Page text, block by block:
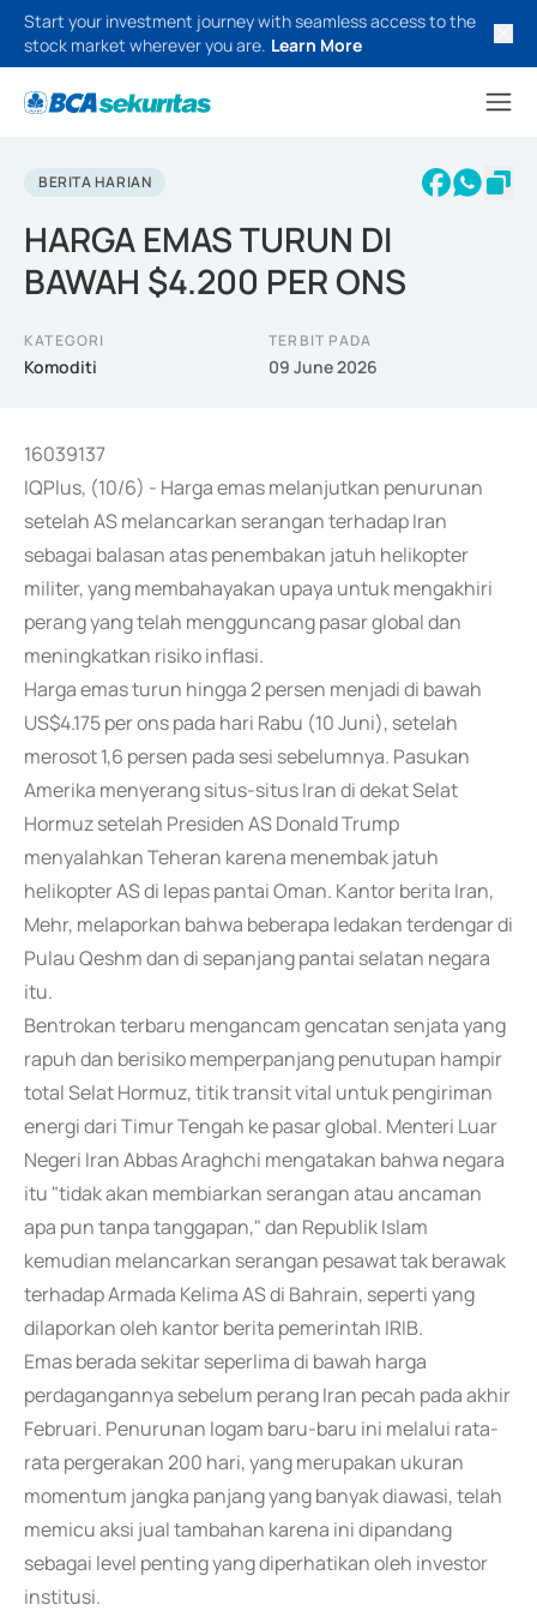
Start your investment journey with seamless access to the
stock market wherever you are. Learn More
BERITA HARIAN
HARGA EMAS TURUN DI
BAWAH $4.200 PER ONS
KATEGORI
Komoditi
TERBIT PADA
09 June 2026
16039137
IQPlus, (10/6) - Harga emas melanjutkan penurunan
setelah AS melancarkan serangan terhadap Iran
sebagai balasan atas penembakan jatuh helikopter
militer, yang membahayakan upaya untuk mengakhiri
perang yang telah mengguncang pasar global dan
meningkatkan risiko inflasi.
Harga emas turun hingga 2 persen menjadi di bawah
US$4.175 per ons pada hari Rabu (10 Juni), setelah
merosot 1,6 persen pada sesi sebelumnya. Pasukan
Amerika menyerang situs-situs Iran di dekat Selat
Hormuz setelah Presiden AS Donald Trump
menyalahkan Teheran karena menembak jatuh
helikopter AS di lepas pantai Oman. Kantor berita Iran,
Mehr, melaporkan bahwa beberapa ledakan terdengar di
Pulau Qeshm dan di sepanjang pantai selatan negara
itu.
Bentrokan terbaru mengancam gencatan senjata yang
rapuh dan berisiko memperpanjang penutupan hampir
total Selat Hormuz, titik transit vital untuk pengiriman
energi dari Timur Tengah ke pasar global. Menteri Luar
Negeri Iran Abbas Araghchi mengatakan bahwa negara
itu "tidak akan membiarkan serangan atau ancaman
apa pun tanpa tanggapan," dan Republik Islam
kemudian melancarkan serangan pesawat tak berawak
terhadap Armada Kelima AS di Bahrain, seperti yang
dilaporkan oleh kantor berita pemerintah IRIB.
Emas berada sekitar seperlima di bawah harga
perdagangannya sebelum perang Iran pecah pada akhir
Februari. Penurunan logam baru-baru ini melalui rata-
rata pergerakan 200 hari, yang merupakan ukuran
momentum jangka panjang yang banyak diawasi, telah
memicu aksi jual tambahan karena ini dipandang
sebagai level penting yang diperhatikan oleh investor
institusi.